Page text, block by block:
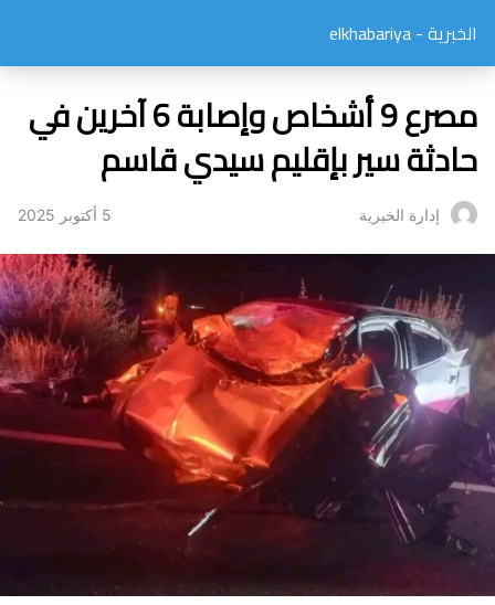
الخبرية - elkhabariya
مصرع 9 أشخاص وإصابة 6 آخرين في
حادثة سير بإقليم سيدي قاسم
إدارة الخبرية 5 أكتوبر 2025